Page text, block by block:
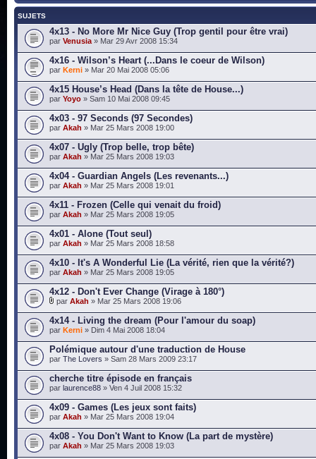
SUJETS
4x13 - No More Mr Nice Guy (Trop gentil pour être vrai)
par Venusia » Mar 29 Avr 2008 15:34
4x16 - Wilson’s Heart (...Dans le coeur de Wilson)
par Kerni » Mar 20 Mai 2008 05:06
4x15 House’s Head (Dans la tête de House...)
par Yoyo » Sam 10 Mai 2008 09:45
4x03 - 97 Seconds (97 Secondes)
par Akah » Mar 25 Mars 2008 19:00
4x07 - Ugly (Trop belle, trop bête)
par Akah » Mar 25 Mars 2008 19:03
4x04 - Guardian Angels (Les revenants...)
par Akah » Mar 25 Mars 2008 19:01
4x11 - Frozen (Celle qui venait du froid)
par Akah » Mar 25 Mars 2008 19:05
4x01 - Alone (Tout seul)
par Akah » Mar 25 Mars 2008 18:58
4x10 - It's A Wonderful Lie (La vérité, rien que la vérité?)
par Akah » Mar 25 Mars 2008 19:05
4x12 - Don't Ever Change (Virage à 180°)
par Akah » Mar 25 Mars 2008 19:06
4x14 - Living the dream (Pour l'amour du soap)
par Kerni » Dim 4 Mai 2008 18:04
Polémique autour d'une traduction de House
par The Lovers » Sam 28 Mars 2009 23:17
cherche titre épisode en français
par laurence88 » Ven 4 Juil 2008 15:32
4x09 - Games (Les jeux sont faits)
par Akah » Mar 25 Mars 2008 19:04
4x08 - You Don't Want to Know (La part de mystère)
par Akah » Mar 25 Mars 2008 19:03